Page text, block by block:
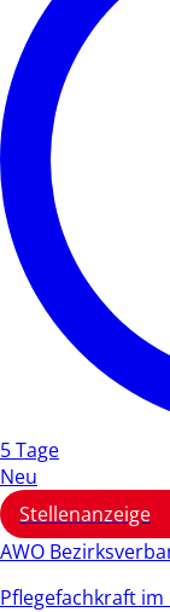
5 Tage
Neu
Stellenanzeige
AWO
Pflegefachkraft